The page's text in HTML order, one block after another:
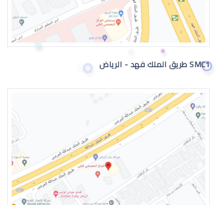
العدسات اللاصقة الطبية الدائمة
العدسات اللاصقة الطبية الصلبة
SMC1 طريق الملك فهد - الرياض